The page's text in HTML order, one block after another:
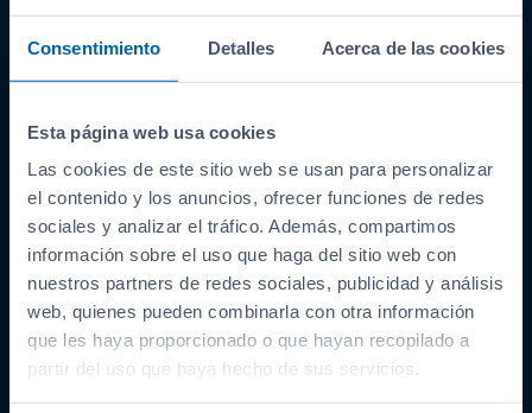
Consentimiento Detalles Acerca de las cookies
Esta página web usa cookies
Las cookies de este sitio web se usan para personalizar
el contenido y los anuncios, ofrecer funciones de redes
sociales y analizar el tráfico. Además, compartimos
información sobre el uso que haga del sitio web con
nuestros partners de redes sociales, publicidad y análisis
web, quienes pueden combinarla con otra información
que les haya proporcionado o que hayan recopilado a
partir del uso que haya hecho de sus servicios.
Coches de segunda mano
Coches Km 0
Últimos coches
Compramos tu coche
SIBUSCASBICI
COCHES POR LOCALIDAD
A Coruña
Barreiros
Ferrol